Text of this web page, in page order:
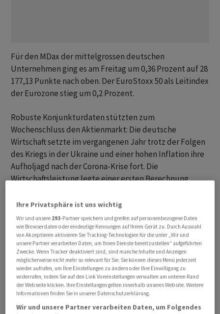
Für den MDax der mittelgrossen deutschen
Unternehmen ging es am Freitag um 0,36 Prozent auf 28
177,13 Punkte nach oben. Der EuroStoxx 50 als Leitindex
der Eurozone stieg um 0,2 Prozent.
Robuste Konjunkturdaten stützten zum
Wochenschluss den Aktienmarkt: Die deutsche
Wirtschaft setzte im vergangenen Jahr trotz der Folgen
des Kriegs in der Ukraine und einer hohen Inflation ihre
Aufholjagd nach der Corona-Krise fort. Die
Wirtschaftsleistung legte einer ersten Berechnung
hatten im Schnitt etwas weniger erwartet. 2021 war das
Bruttoinlandsprodukt um 2,6 Prozent gewachsen.
"Die Bundesregierung hat die Rezession abgepfiffen,
zumindest fürs Erste", schrieb Ulrich Kater,
Chefvolkswirt der Dekabank. Die bemerkenswerte
Stabilität des Konsums in Deutschland sei massgeblich
auf die vielfältigen staatlichen
Ihre Privatsphäre ist uns wichtig
Wir und unsere 293-Partner speichern und greifen auf personenbezogene Daten
wie Browserdaten oder eindeutige Kennungen auf Ihrem Gerät zu. Durch Auswahl
von Akzeptieren aktivieren Sie Tracking-Technologien für die unter „Wir und
unsere Partner verarbeiten Daten, um Ihnen Dienste bereitzustellen“ aufgeführten
Zwecke. Wenn Tracker deaktiviert sind, sind manche Inhalte und Anzeigen
möglicherweise nicht mehr so relevant für Sie. Sie können dieses Menü jederzeit
wieder aufrufen, um Ihre Einstellungen zu ändern oder Ihre Einwilligung zu
widerrufen, indem Sie auf den Link Voreinstellungen verwalten am unteren Rand
der Webseite klicken. Ihre Einstellungen gelten innerhalb unseres Website. Weitere
Informationen finden Sie in unserer Datenschutzerklärung.
Wir und unsere Partner verarbeiten Daten, um Folgendes